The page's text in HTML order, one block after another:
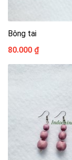
Bông tai
80.000 ₫